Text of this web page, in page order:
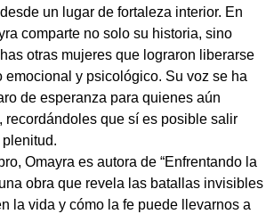
un lugar de fortaleza interior. En
comparte no solo su historia, sino
otras mujeres que lograron liberarse
emocional y psicológico. Su voz se ha
de esperanza para quienes aún
recordándoles que sí es posible salir
Omayra es autora de “Enfrentando la
obra que revela las batallas invisibles
la vida y cómo la fe puede llevarnos a